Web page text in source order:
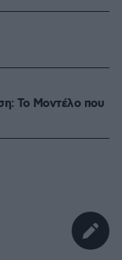
Το Mοντέλο που